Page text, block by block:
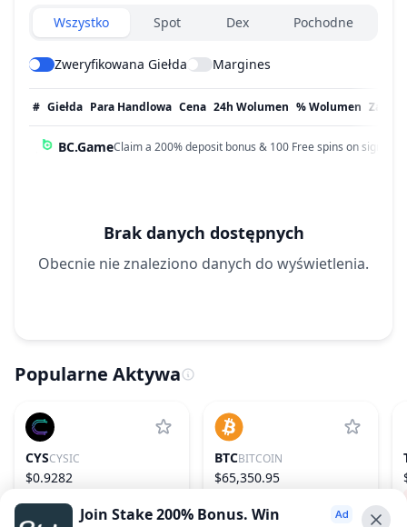
Exchanges type
Wszystko Spot Dex Pochodne
Zweryfikowana Giełda Margines
# Giełda Para Handlowa Cena 24h Wolumen % Wolumen
BC.GameClaim a 200% deposit bonus & 100 Free spins on sign up!
Brak danych dostępnych
Obecnie nie znaleziono danych do wyświetlenia.
Popularne Aktywa
CYSCYSIC
$0.9282
BTCBITCOIN
$65,350.95
Join Stake 200% Bonus. Win